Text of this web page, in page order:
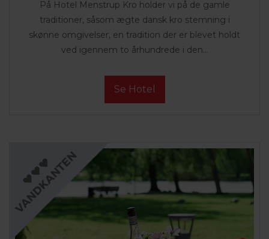
På Hotel Menstrup Kro holder vi på de gamle
traditioner, såsom ægte dansk kro stemning i
skønne omgivelser, en tradition der er blevet holdt
ved igennem to århundrede i den...
Se Hotel